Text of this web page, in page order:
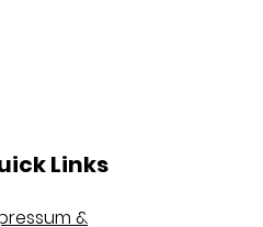
Links
&